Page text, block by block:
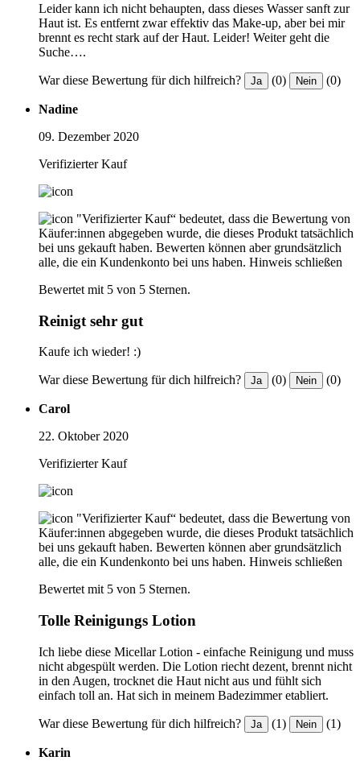
Leider kann ich nicht behaupten, dass dieses Wasser sanft zur
Haut ist. Es entfernt zwar effektiv das Make-up, aber bei mir
brennt es recht stark auf der Haut. Leider! Weiter geht die
Suche….
War diese Bewertung für dich hilfreich? Ja (0) Nein (0)
Nadine
09. Dezember 2020
Verifizierter Kauf
"Verifizierter Kauf“ bedeutet, dass die Bewertung von
Käufer:innen abgegeben wurde, die dieses Produkt tatsächlich
bei uns gekauft haben. Bewerten können aber grundsätzlich
alle, die ein Kundenkonto bei uns haben. Hinweis schließen
Bewertet mit 5 von 5 Sternen.
Reinigt sehr gut
Kaufe ich wieder! :)
War diese Bewertung für dich hilfreich? Ja (0) Nein (0)
Carol
22. Oktober 2020
Verifizierter Kauf
"Verifizierter Kauf“ bedeutet, dass die Bewertung von
Käufer:innen abgegeben wurde, die dieses Produkt tatsächlich
bei uns gekauft haben. Bewerten können aber grundsätzlich
alle, die ein Kundenkonto bei uns haben. Hinweis schließen
Bewertet mit 5 von 5 Sternen.
Tolle Reinigungs Lotion
Ich liebe diese Micellar Lotion - einfache Reinigung und muss
nicht abgespült werden. Die Lotion riecht dezent, brennt nicht
in den Augen, trocknet die Haut nicht aus und fühlt sich
einfach toll an. Hat sich in meinem Badezimmer etabliert.
War diese Bewertung für dich hilfreich? Ja (1) Nein (1)
Karin